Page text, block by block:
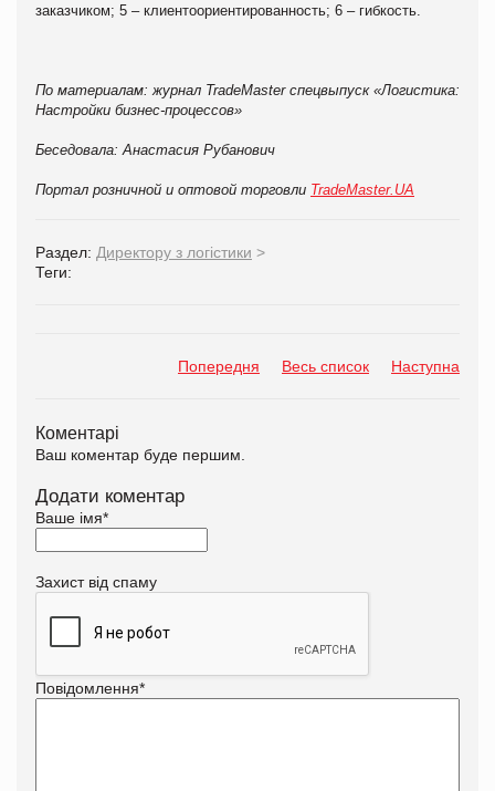
заказчиком; 5 – клиентоориентированность; 6 – гибкость.
По материалам: журнал TradeMaster спецвыпуск «Логистика:
Настройки бизнес-процессов»
Беседовала: Анастасия Рубанович
Портал розничной и оптовой торговли TradeMaster.UA
Раздел: Директору з логістики >
Теги:
Попередня Весь список Наступна
Коментарі
Ваш коментар буде першим.
Додати коментар
Ваше імя*
Захист від спаму
Повідомлення*